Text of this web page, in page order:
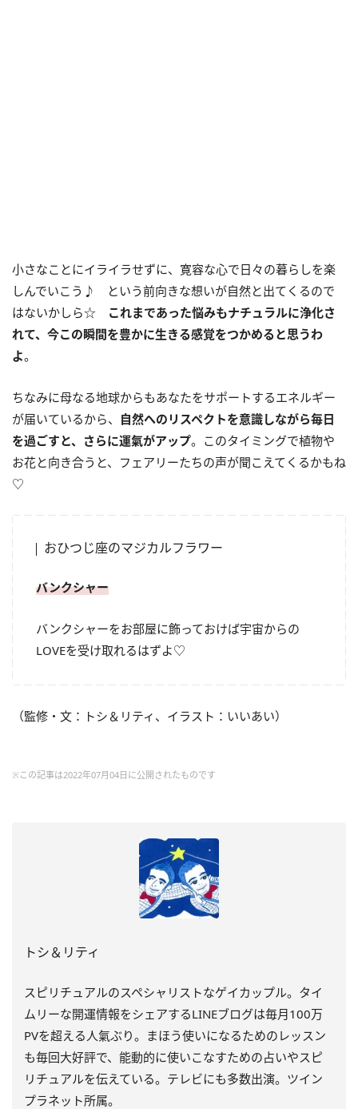
小さなことにイライラせずに、寛容な心で日々の暮らしを楽
しんでいこう♪ という前向きな想いが自然と出てくるので
はないかしら☆ これまであった悩みもナチュラルに浄化さ
れて、今この瞬間を豊かに生きる感覚をつかめると思うわ
よ。
ちなみに母なる地球からもあなたをサポートするエネルギー
が届いているから、 自然へのリスペクトを意識しながら毎日
を過ごすと、さらに運氣がアップ。このタイミングで植物や
お花と向き合うと、フェアリーたちの声が聞こえてくるかもね
♡
おひつじ座のマジカルフラワー
バンクシャー
バンクシャーをお部屋に飾っておけば宇宙からの
LOVEを受け取れるはずよ♡
（監修・文：トシ＆リティ、イラスト：いいあい）
※この記事は2022年07月04日に公開されたものです
トシ＆リティ
スピリチュアルのスペシャリストなゲイカップル。タイ
ムリーな開運情報をシェアするLINEブログは毎月100万
PVを超える人氣ぶり。まほう使いになるためのレッスン
も毎回大好評で、能動的に使いこなすための占いやスピ
リチュアルを伝えている。テレビにも多数出演。ツイン
プラネット所属。